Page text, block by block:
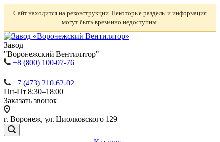
Сайт находится на реконструкции. Некоторые разделы и информация
могут быть временно недоступны.
Завод
"Воронежский Вентилятор"
+8 (800) 100-07-76
+7 (473) 210-62-02
Пн-Пт 8:30–18:00
Заказать звонок
г. Воронеж, ул. Циолковского 129